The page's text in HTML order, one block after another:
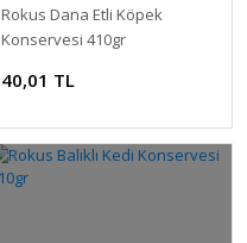
Rokus Dana Etli Köpek
Konservesi 410gr
40,01 TL